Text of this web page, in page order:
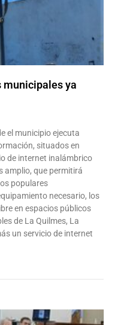
municipales ya
el municipio ejecuta
situados en
de internet inalámbrico
amplio, que permitirá
populares
necesario, los
en espacios públicos
de La Quilmes, La
un servicio de internet